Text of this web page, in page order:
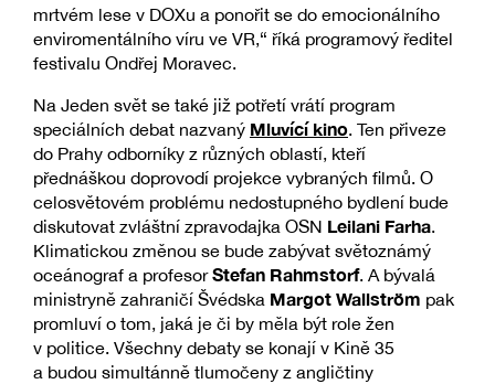
mrtvém lese v DOXu a ponořit se do emocionálního
enviromentálního víru ve VR,“ říká programový ředitel
festivalu Ondřej Moravec.
Na Jeden svět se také již potřetí vrátí program
speciálních debat nazvaný Mluvící kino. Ten přiveze
do Prahy odborníky z různých oblastí, kteří
přednáškou doprovodí projekce vybraných filmů. O
celosvětovém problému nedostupného bydlení bude
diskutovat zvláštní zpravodajka OSN Leilani Farha.
Klimatickou změnou se bude zabývat světoznámý
oceánograf a profesorStefan Rahmstorf. A bývalá
ministryně zahraničí Švédska Margot Wallström pak
promluví o tom, jaká je či by měla být role žen
v politice. Všechny debaty se konají v Kině 35
a budou simultánně tlumočeny z angličtiny